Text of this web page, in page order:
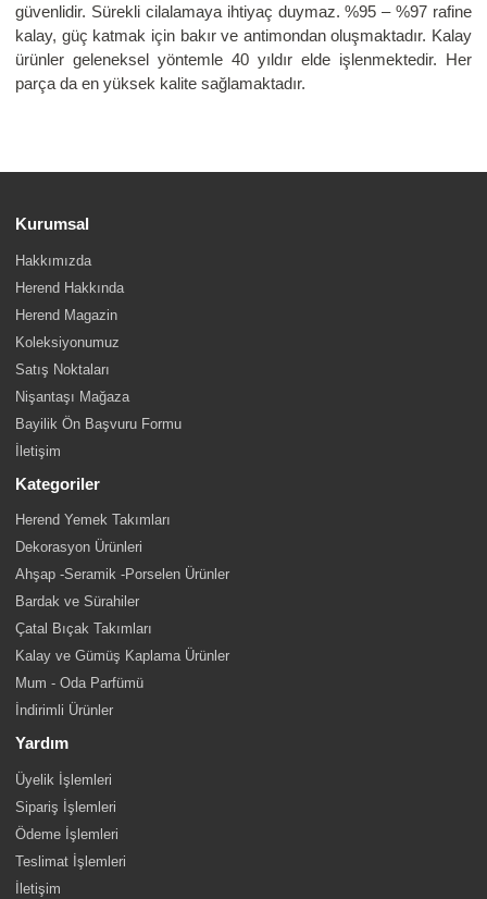
güvenlidir. Sürekli cilalamaya ihtiyaç duymaz. %95 – %97 rafine
kalay, güç katmak için bakır ve antimondan oluşmaktadır. Kalay
ürünler geleneksel yöntemle 40 yıldır elde işlenmektedir. Her
parça da en yüksek kalite sağlamaktadır.
Kurumsal
Hakkımızda
Herend Hakkında
Herend Magazin
Koleksiyonumuz
Satış Noktaları
Nişantaşı Mağaza
Bayilik Ön Başvuru Formu
İletişim
Kategoriler
Herend Yemek Takımları
Dekorasyon Ürünleri
Ahşap -Seramik -Porselen Ürünler
Bardak ve Sürahiler
Çatal Bıçak Takımları
Kalay ve Gümüş Kaplama Ürünler
Mum - Oda Parfümü
İndirimli Ürünler
Yardım
Üyelik İşlemleri
Sipariş İşlemleri
Ödeme İşlemleri
Teslimat İşlemleri
İletişim